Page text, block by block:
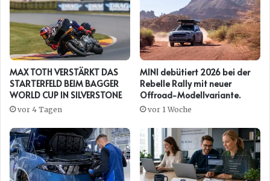
MAX TOTH VERSTÄRKT DAS
STARTERFELD BEIM BAGGER
WORLD CUP IN SILVERSTONE
vor 4 Tagen
MINI debütiert 2026 bei der
Rebelle Rally mit neuer
Offroad-Modellvariante.
vor 1 Woche